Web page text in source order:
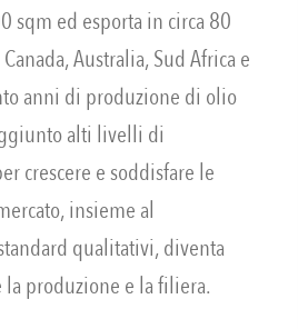
sqm ed esporta in circa 80
Australia, Sud Africa e
anni di produzione di olio
alti livelli di
crescere e soddisfare le
insieme al
qualitativi, diventa
la produzione e la filiera.